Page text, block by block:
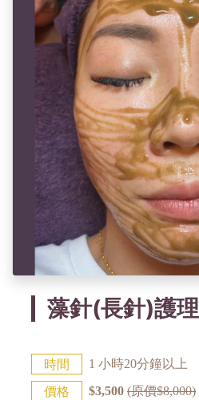
藻針(長針)護理
時間 1 小時20分鐘以上
價格 $3,500 (原價$8,000)